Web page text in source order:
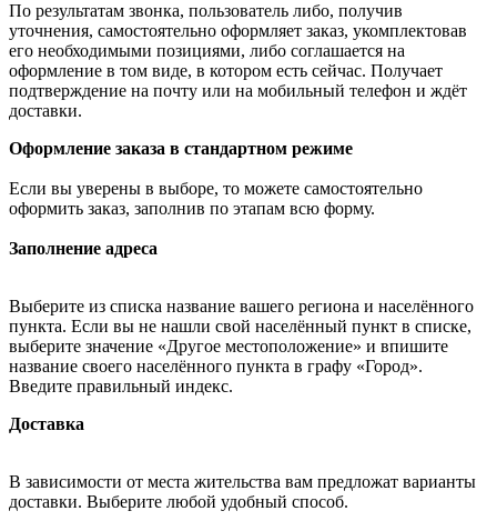
По результатам звонка, пользователь либо, получив
уточнения, самостоятельно оформляет заказ, укомплектовав
его необходимыми позициями, либо соглашается на
оформление в том виде, в котором есть сейчас. Получает
подтверждение на почту или на мобильный телефон и ждёт
доставки.
Оформление заказа в стандартном режиме
Если вы уверены в выборе, то можете самостоятельно
оформить заказ, заполнив по этапам всю форму.
Заполнение адреса
Выберите из списка название вашего региона и населённого
пункта. Если вы не нашли свой населённый пункт в списке,
выберите значение «Другое местоположение» и впишите
название своего населённого пункта в графу «Город».
Введите правильный индекс.
Доставка
В зависимости от места жительства вам предложат варианты
доставки. Выберите любой удобный способ.